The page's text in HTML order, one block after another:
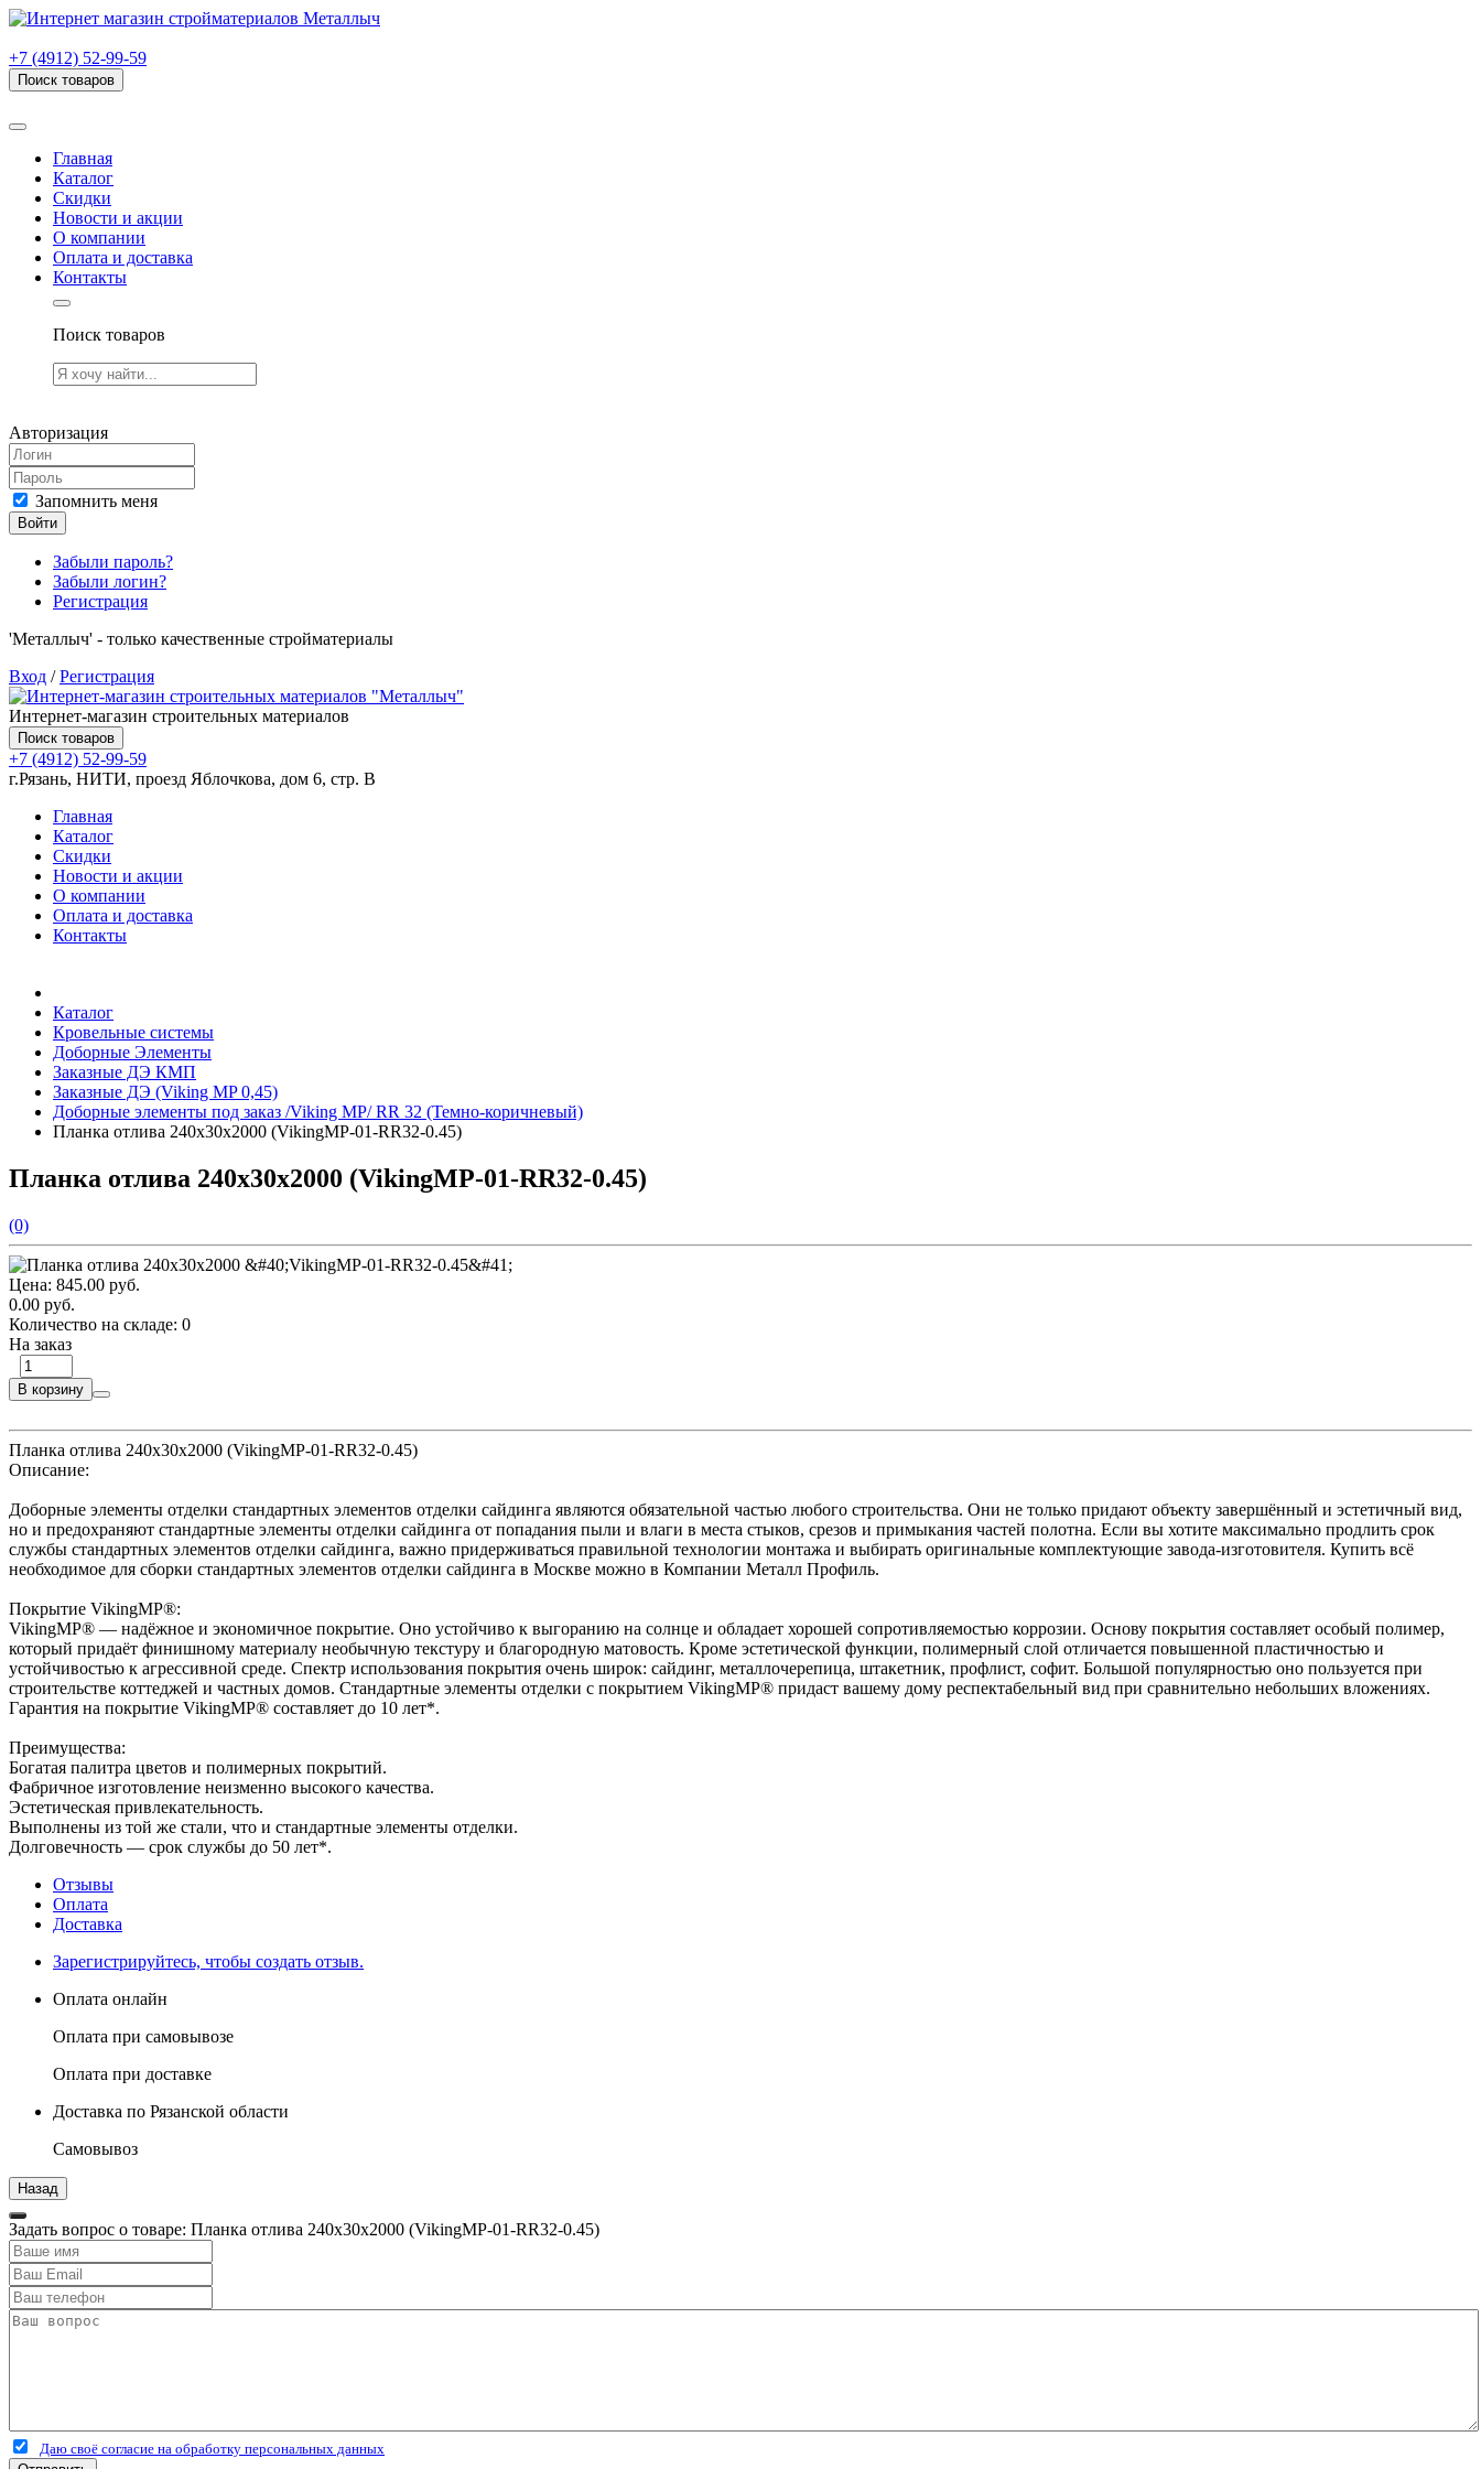
+7 (4912) 52-99-59
Поиск товаров
Главная
Каталог
Скидки
Новости и акции
О компании
Оплата и доставка
Контакты
Поиск товаров
Авторизация
Запомнить меня
Войти
Забыли пароль?
Забыли логин?
Регистрация
'Металлыч' - только качественные стройматериалы
Вход /Регистрация
Интернет-магазин строительных материалов
Поиск товаров
+7 (4912) 52-99-59
г.Рязань, НИТИ, проезд Яблочкова, дом 6, стр. В
Главная
Каталог
Скидки
Новости и акции
О компании
Оплата и доставка
Контакты
Каталог
Кровельные системы
Доборные Элементы
Заказные ДЭ КМП
Заказные ДЭ (Viking MP 0,45)
Доборные элементы под заказ /Viking MP/ RR 32 (Темно-коричневый)
Планка отлива 240х30х2000 (VikingMP-01-RR32-0.45)
Планка отлива 240х30х2000 (VikingMP-01-RR32-0.45)
(0)
Цена: 845.00 руб.
0.00 руб.
Количество на складе: 0
На заказ
В корзину
Планка отлива 240х30х2000 (VikingMP-01-RR32-0.45)
Описание:
Доборные элементы отделки стандартных элементов отделки сайдинга являются обязательной частью любого строительства. Они не только придают объекту завершённый и эстетичный вид,
но и предохраняют стандартные элементы отделки сайдинга от попадания пыли и влаги в места стыков, срезов и примыкания частей полотна. Если вы хотите максимально продлить срок
службы стандартных элементов отделки сайдинга, важно придерживаться правильной технологии монтажа и выбирать оригинальные комплектующие завода-изготовителя. Купить всё
необходимое для сборки стандартных элементов отделки сайдинга в Москве можно в Компании Металл Профиль.
Покрытие VikingMP®:
VikingMP® — надёжное и экономичное покрытие. Оно устойчиво к выгоранию на солнце и обладает хорошей сопротивляемостью коррозии. Основу покрытия составляет особый полимер,
который придаёт финишному материалу необычную текстуру и благородную матовость. Кроме эстетической функции, полимерный слой отличается повышенной пластичностью и
устойчивостью к агрессивной среде. Спектр использования покрытия очень широк: сайдинг, металлочерепица, штакетник, профлист, софит. Большой популярностью оно пользуется при
строительстве коттеджей и частных домов. Стандартные элементы отделки с покрытием VikingMP® придаст вашему дому респектабельный вид при сравнительно небольших вложениях.
Гарантия на покрытие VikingMP® составляет до 10 лет*.
Преимущества:
Богатая палитра цветов и полимерных покрытий.
Фабричное изготовление неизменно высокого качества.
Эстетическая привлекательность.
Выполнены из той же стали, что и стандартные элементы отделки.
Долговечность — срок службы до 50 лет*.
Отзывы
Оплата
Доставка
Зарегистрируйтесь, чтобы создать отзыв.
Оплата онлайн
Оплата при самовывозе
Оплата при доставке
Доставка по Рязанской области
Самовывоз
Задать вопрос о товаре: Планка отлива 240х30х2000 (VikingMP-01-RR32-0.45)
Даю своё согласие на обработку персональных данных